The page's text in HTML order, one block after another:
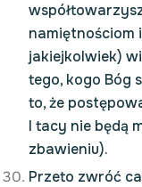
namiętnościom
jakiejkolwiek)
tego, kogo Bóg
to, że
I tacy nie będą
zbawieniu).
Przeto zwróć